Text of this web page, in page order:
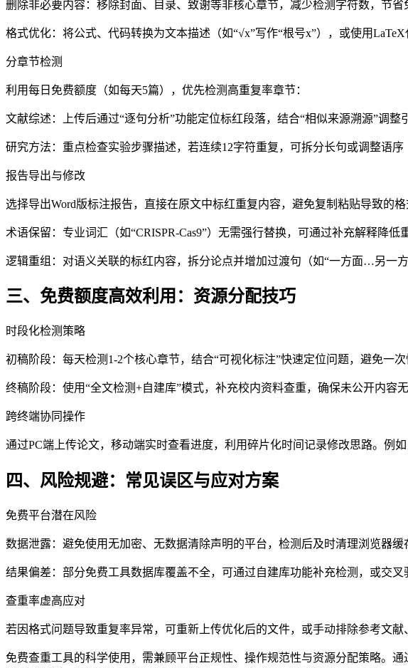
删除非必要内容：移除封面、目录、致谢等非核心章节，减少检测字符数，节省
格式优化：将公式、代码转换为文本描述（如“√x”写作“根号x”），或使用
分章节检测
利用每日免费额度（如每天5篇），优先检测高重复率章节：
文献综述：上传后通过“逐句分析”功能定位标红段落，结合“相似来源溯源”调整
研究方法：重点检查实验步骤描述，若连续12字符重复，可拆分长句或调整语序
报告导出与修改
选择导出Word版标注报告，直接在原文中标红重复内容，避免复制粘贴导致的格
术语保留：专业词汇（如“CRISPR-Cas9”）无需强行替换，可通过补充解释降低
逻辑重组：对语义关联的标红内容，拆分论点并增加过渡句（如“一方面…另一
三、免费额度高效利用：资源分配技巧
时段化检测策略
初稿阶段：每天检测1-2个核心章节，结合“可视化标注”快速定位问题，避免一次
终稿阶段：使用“全文检测+自建库”模式，补充校内资料查重，确保未公开内容无
跨终端协同操作
通过PC端上传论文，移动端实时查看进度，利用碎片化时间记录修改思路。例
四、风险规避：常见误区与应对方案
免费平台潜在风险
数据泄露：避免使用无加密、无数据清除声明的平台，检测后及时清理浏览器缓
结果偏差：部分免费工具数据库覆盖不全，可通过自建库功能补充检测，或交叉
查重率虚高应对
若因格式问题导致重复率异常，可重新上传优化后的文件，或手动排除参考文献
免费查重工具的科学使用，需兼顾平台正规性、操作规范性与资源分配策略。